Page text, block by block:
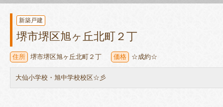
新築戸建
堺市堺区旭ヶ丘北町２丁
住所 堺市堺区旭ヶ丘北町２丁 価格 ☆成約☆
大仙小学校・旭中学校校区☆彡